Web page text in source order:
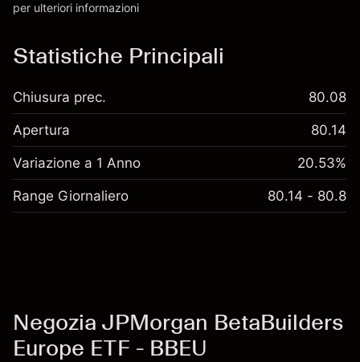
per ulteriori informazioni
Statistiche Principali
Chiusura prec. 80.08
Apertura 80.14
Variazione a 1 Anno 20.53%
Range Giornaliero 80.14 - 80.8
Negozia JPMorgan BetaBuilders
Europe ETF - BBEU